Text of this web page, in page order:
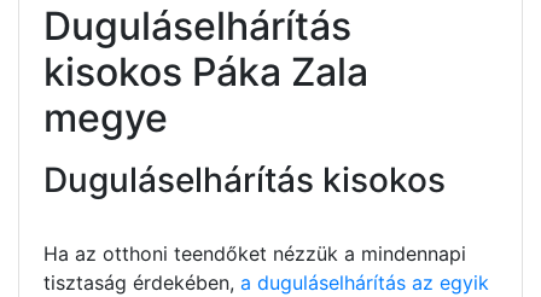
Duguláselhárítás
kisokos Páka Zala
megye
Duguláselhárítás kisokos
Ha az otthoni teendőket nézzük a mindennapi
tisztaság érdekében, a duguláselhárítás az egyik